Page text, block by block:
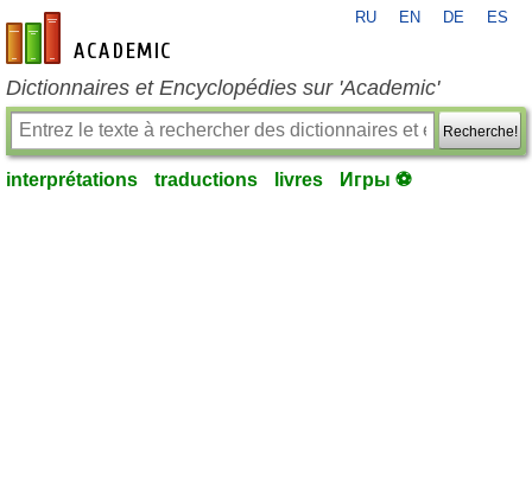
fr-academic.com
RU EN DE ES
Dictionnaires et Encyclopédies sur 'Academic'
Recherche!
interprétations traductions livres Игры ⚽